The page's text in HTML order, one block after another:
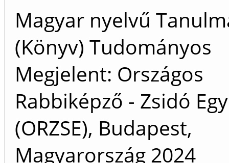
Magyar nyelvű
(Könyv) Tudományos
Megjelent: Országos
Rabbiképző - Zsidó
(ORZSE), Budapest,
Magyarország 2024